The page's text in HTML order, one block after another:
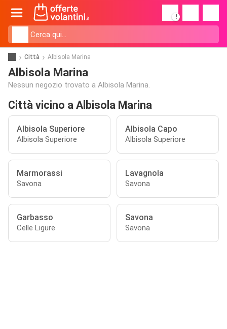
!
Città Albisola Marina
Albisola Marina
Nessun negozio trovato a Albisola Marina.
Città vicino a Albisola Marina
Albisola Superiore
Albisola Superiore
Albisola Capo
Albisola Superiore
Marmorassi
Savona
Lavagnola
Savona
Garbasso
Celle Ligure
Savona
Savona